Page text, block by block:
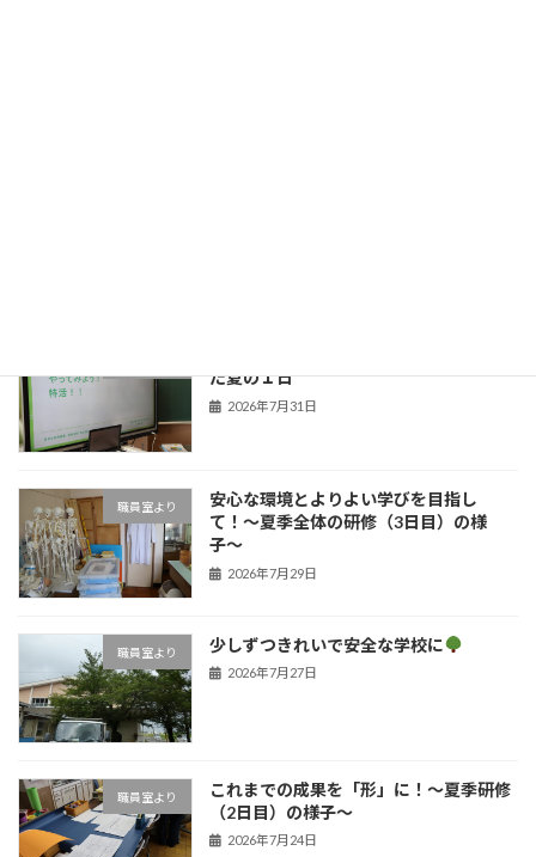
た夏の１日
2026年7月31日
職員室より
安心な環境とよりよい学びを目指し
て！〜夏季全体の研修（3日目）の様
子〜
2026年7月29日
職員室より 少しずつきれいで安全な学校に
2026年7月27日
職員室より
これまでの成果を「形」に！〜夏季研修
（2日目）の様子〜
2026年7月24日